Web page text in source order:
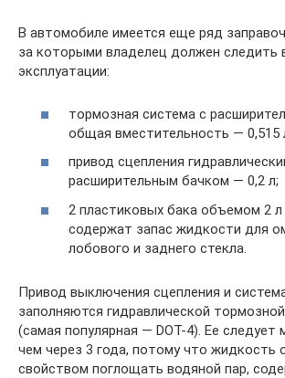
В автомобиле имеется еще ряд
за которыми владелец должен следить
эксплуатации:
тормозная система с
общая вместительность — 0,515
привод сцепления
расширительным бачком — 0,2 л;
2 пластиковых бака объемом 2
содержат запас жидкости для
лобового и заднего стекла.
Привод выключения сцепления и
заполняются гидравлической
(самая популярная — DOT-4). Ее следует
чем через 3 года, потому что жидкость
свойством поглощать водяной пар,